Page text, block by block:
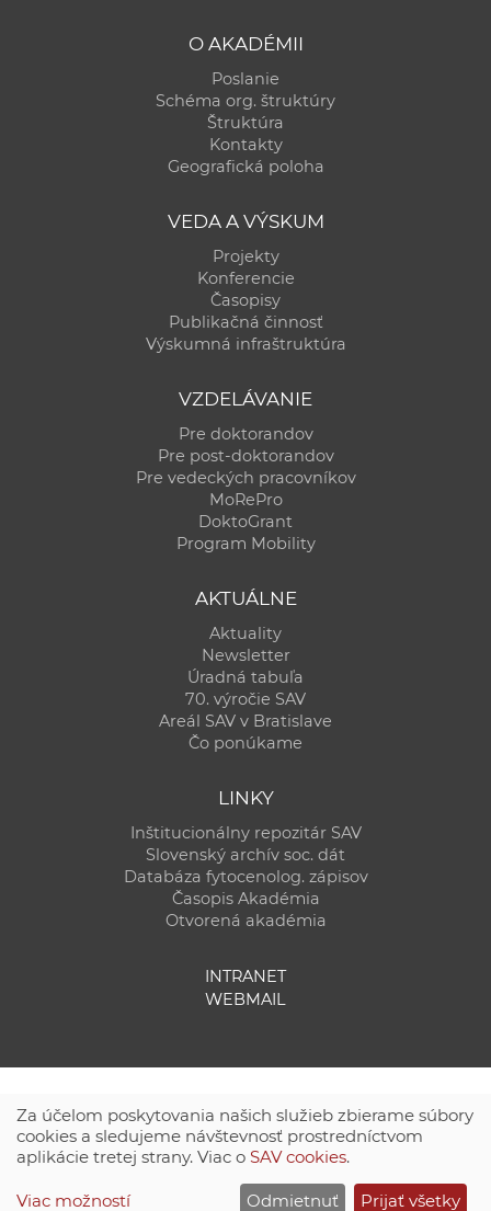
O AKADÉMII
Poslanie
Schéma org. štruktúry
Štruktúra
Kontakty
Geografická poloha
VEDA A VÝSKUM
Projekty
Konferencie
Časopisy
Publikačná činnosť
Výskumná infraštruktúra
VZDELÁVANIE
Pre doktorandov
Pre post-doktorandov
Pre vedeckých pracovníkov
MoRePro
DoktoGrant
Program Mobility
AKTUÁLNE
Aktuality
Newsletter
Úradná tabuľa
70. výročie SAV
Areál SAV v Bratislave
Čo ponúkame
LINKY
Inštitucionálny repozitár SAV
Slovenský archív soc. dát
Databáza fytocenolog. zápisov
Časopis Akadémia
Otvorená akadémia
INTRANET
WEBMAIL
CSČ SAV, v. v. i. - Výpočtové stredisko SAV
Za účelom poskytovania našich služieb zbierame súbory
cookies a sledujeme návštevnosť prostredníctvom
aplikácie tretej strany. Viac o SAV cookies.
Viac možností Odmietnuť Prijať všetky